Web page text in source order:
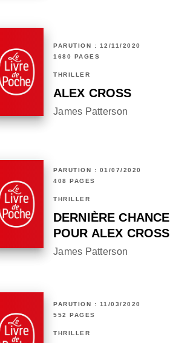
PARUTION : 12/11/2020
1680 PAGES
THRILLER
ALEX CROSS
James Patterson
PARUTION : 01/07/2020
408 PAGES
THRILLER
DERNIÈRE CHANCE
POUR ALEX CROSS
James Patterson
PARUTION : 11/03/2020
552 PAGES
THRILLER